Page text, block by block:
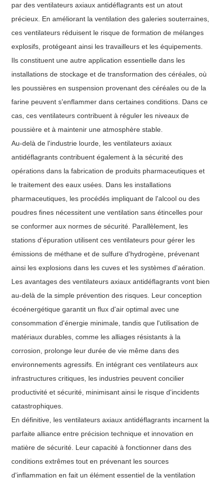
par des ventilateurs axiaux antidéflagrants est un atout
précieux. En améliorant la ventilation des galeries souterraines,
ces ventilateurs réduisent le risque de formation de mélanges
explosifs, protégeant ainsi les travailleurs et les équipements.
Ils constituent une autre application essentielle dans les
installations de stockage et de transformation des céréales, où
les poussières en suspension provenant des céréales ou de la
farine peuvent s'enflammer dans certaines conditions. Dans ce
cas, ces ventilateurs contribuent à réguler les niveaux de
poussière et à maintenir une atmosphère stable.
Au-delà de l'industrie lourde, les ventilateurs axiaux
antidéflagrants contribuent également à la sécurité des
opérations dans la fabrication de produits pharmaceutiques et
le traitement des eaux usées. Dans les installations
pharmaceutiques, les procédés impliquant de l'alcool ou des
poudres fines nécessitent une ventilation sans étincelles pour
se conformer aux normes de sécurité. Parallèlement, les
stations d'épuration utilisent ces ventilateurs pour gérer les
émissions de méthane et de sulfure d'hydrogène, prévenant
ainsi les explosions dans les cuves et les systèmes d'aération.
Les avantages des ventilateurs axiaux antidéflagrants vont bien
au-delà de la simple prévention des risques. Leur conception
écoénergétique garantit un flux d'air optimal avec une
consommation d'énergie minimale, tandis que l'utilisation de
matériaux durables, comme les alliages résistants à la
corrosion, prolonge leur durée de vie même dans des
environnements agressifs. En intégrant ces ventilateurs aux
infrastructures critiques, les industries peuvent concilier
productivité et sécurité, minimisant ainsi le risque d'incidents
catastrophiques.
En définitive, les ventilateurs axiaux antidéflagrants incarnent la
parfaite alliance entre précision technique et innovation en
matière de sécurité. Leur capacité à fonctionner dans des
conditions extrêmes tout en prévenant les sources
d'inflammation en fait un élément essentiel de la ventilation